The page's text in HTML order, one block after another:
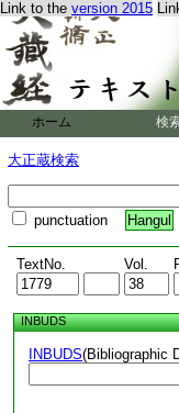
Link to the version 2015
ホーム 検
大正蔵検索
punctuation Hangul
TextNo. Vol.
INBUDS
INBUDS(Bibliographic